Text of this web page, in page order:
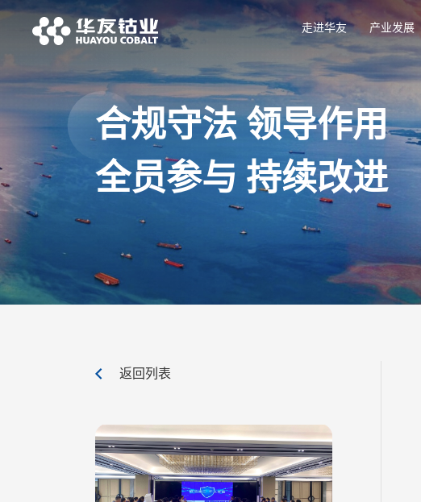
走进华友 产业发展
合规守法 领导作用
全员参与 持续改进
返回列表